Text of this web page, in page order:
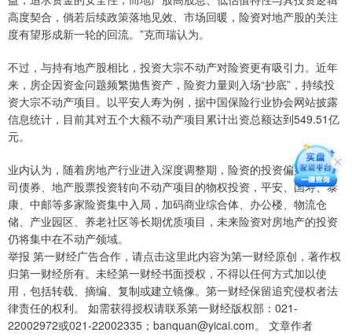
高度契合，倘若后续政策落地见效、市场回暖，险资对地产股的关注
度有望形成新一轮的回流。”克而瑞认为。
不过，与持有地产股相比，投资大宗不动产对险资更有吸引力。近年
来，房企因资金问题频繁抛售资产，险资力量则入场“抄底”，持续投
资大宗不动产项目。以平安人寿为例，据中国保险行业协会网站披露
信息统计，目前其对五个大额不动产项目累计出资总额达到549.51亿
元。
业内认为，随着房地产行业进入深度调整期，险资的投资偏好也从公
司债券、地产股票投资转向不动产项目的物权投资，平安、国寿、泰
康、中邮等多家险资集中入局，加码商业综合体、办公楼、物流仓
储、产业园区、养老社区等长期优质项目，未来险资对房地产的投资
仍将集中在不动产领域。
举报 第一财经广告合作，请点击这里此内容为第一财经原创，著作权
归第一财经所有。未经第一财经书面授权，不得以任何方式加以使
用，包括转载、摘编、复制或建立镜像。第一财经保留追究侵权者法
律责任的权利。 如需获得授权请联系第一财经版权部：021-
22002972或021-22002335；banquan@yicai.com。 文章作者